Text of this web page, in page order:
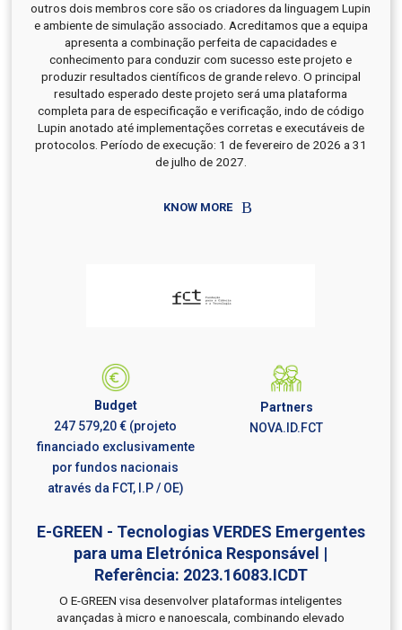
outros dois membros core são os criadores da linguagem Lupin
e ambiente de simulação associado. Acreditamos que a equipa
apresenta a combinação perfeita de capacidades e
conhecimento para conduzir com sucesso este projeto e
produzir resultados científicos de grande relevo. O principal
resultado esperado deste projeto será uma plataforma
completa para de especificação e verificação, indo de código
Lupin anotado até implementações corretas e executáveis de
protocolos. Período de execução: 1 de fevereiro de 2026 a 31
de julho de 2027.
KNOW MORE
Budget
247 579,20 € (projeto
financiado exclusivamente
por fundos nacionais
através da FCT, I.P / OE)
Partners
NOVA.ID.FCT
E-GREEN - Tecnologias VERDES Emergentes
para uma Eletrónica Responsável |
Referência: 2023.16083.ICDT
O E-GREEN visa desenvolver plataformas inteligentes
avançadas à micro e nanoescala, combinando elevado